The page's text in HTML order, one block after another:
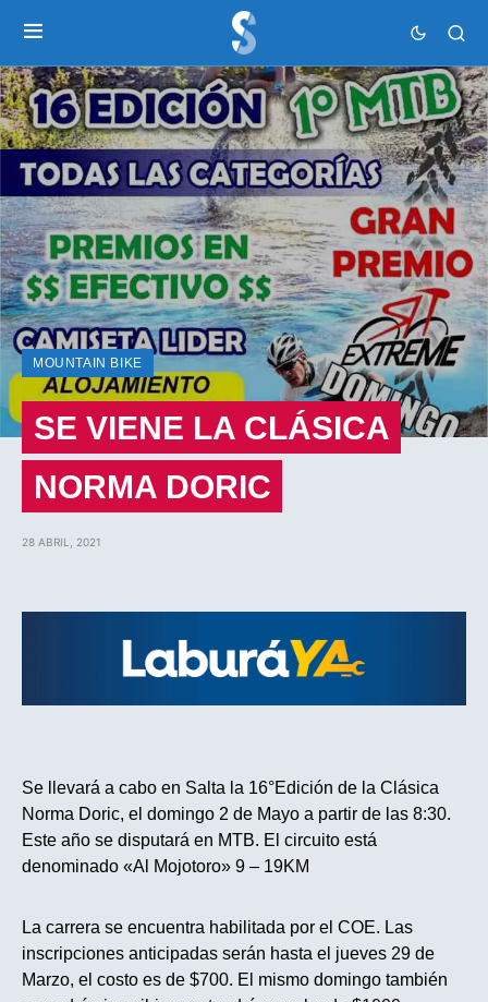
MOUNTAIN BIKE
SE VIENE LA CLÁSICA
NORMA DORIC
28 ABRIL, 2021
Se llevará a cabo en Salta la 16°Edición de la Clásica
Norma Doric, el domingo 2 de Mayo a partir de las 8:30.
Este año se disputará en MTB. El circuito está
denominado «Al Mojotoro» 9 – 19KM
La carrera se encuentra habilitada por el COE. Las
inscripciones anticipadas serán hasta el jueves 29 de
Marzo, el costo es de $700. El mismo domingo también